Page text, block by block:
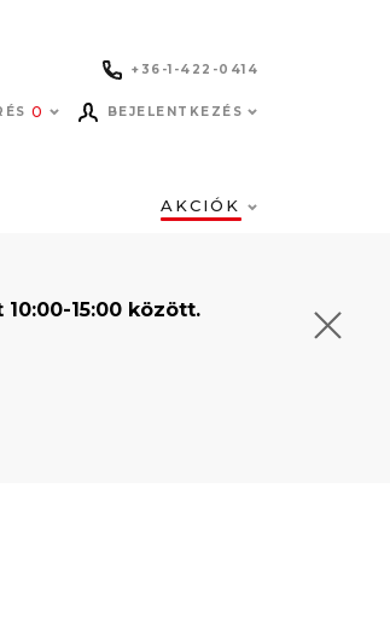
+36-1-422-0414
0 BEJELENTKEZÉS
AKCIÓK
15:00 között.